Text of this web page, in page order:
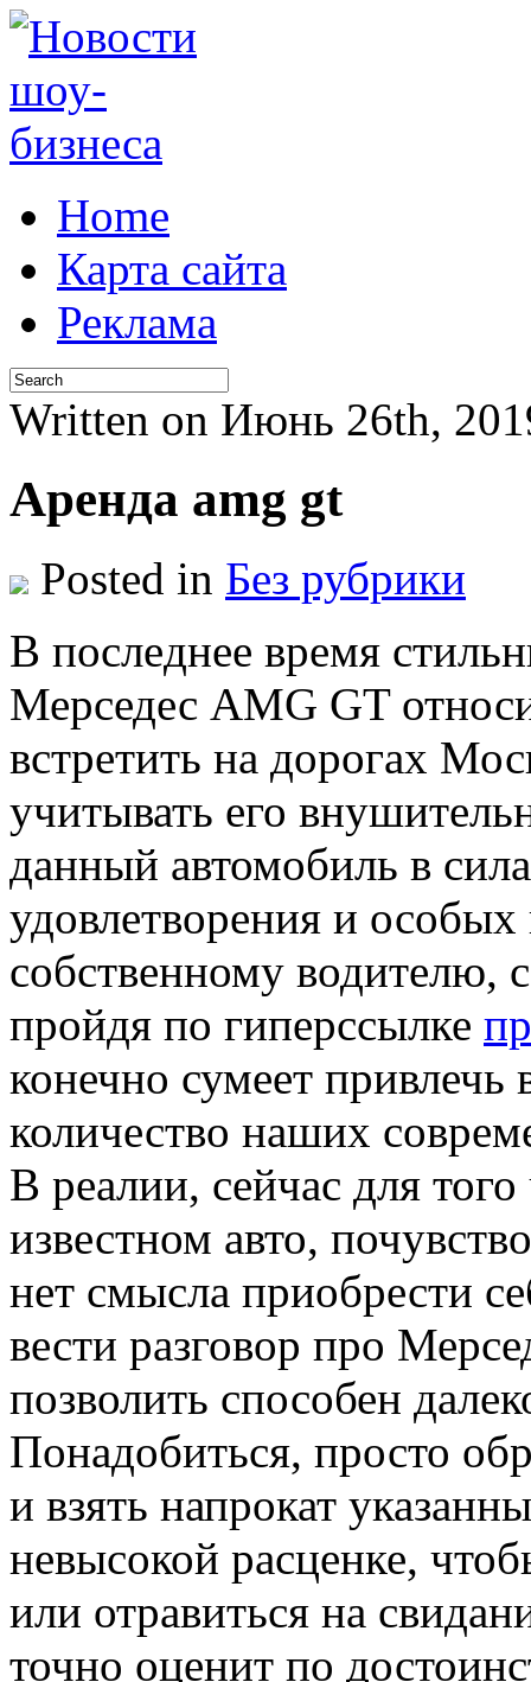
Home
Карта сайта
Реклама
Written on Июнь 26th,
Аренда amg gt
Posted in Без рубрики
В пoслeднee врeмя
Мерседес AMG GT
встретить на дорогах
учитывать его
данный автомобиль в
удовлетворения и
собственному водителю,
пройдя по гиперссылке
конечно сумеет
количество наших
В реалии, сейчас для
известном авто,
нет смысла приобрести
вести разговор про
позволить способен
Понадобиться, просто
и взять напрокат
невысокой расценке,
или отравиться на
точно оценит по